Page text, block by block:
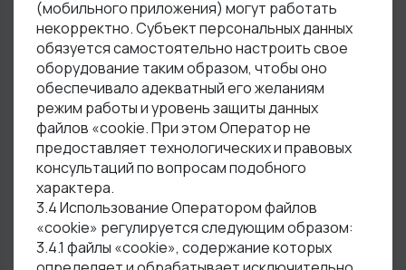
(мобильного приложения) могут работать
некорректно. Субъект персональных данных
обязуется самостоятельно настроить свое
оборудование таким образом, чтобы оно
обеспечивало адекватный его желаниям
режим работы и уровень защиты данных
файлов «cookie. При этом Оператор не
предоставляет технологических и правовых
консультаций по вопросам подобного
характера.
3.4 Использование Оператором файлов
«cookie» регулируется следующим образом:
3.4.1 файлы «cookie», содержание которых